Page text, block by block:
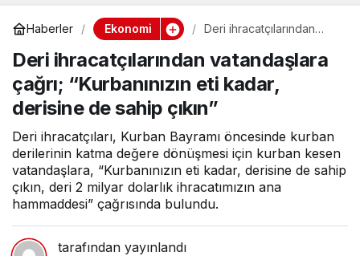
Haberler Ekonomi
Deri ihracatçılarından
“Kurbanınızın eti kadar,
derisine de sahip çıkın”
Deri ihracatçılarından vatandaşlara
çağrı; “Kurbanınızın eti kadar,
derisine de sahip çıkın”
Deri ihracatçıları, Kurban Bayramı öncesinde kurban
derilerinin katma değere dönüşmesi için kurban kesen
vatandaşlara, “Kurbanınızın eti kadar, derisine de sahip
çıkın, deri 2 milyar dolarlık ihracatımızın ana
hammaddesi” çağrısında bulundu.
tarafından yayınlandı